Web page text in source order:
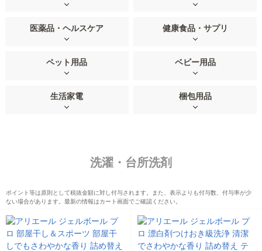
医薬品・ヘルスケア 健康食品・サプリ
ペット用品 ベビー用品
生活家電 梱包用品
洗濯・台所洗剤
ポイント等は原則として税抜金額に対し付与されます。また、表示よりも付与数、付与率が少
ない場合があります。最新の情報はカート画面でご確認ください。